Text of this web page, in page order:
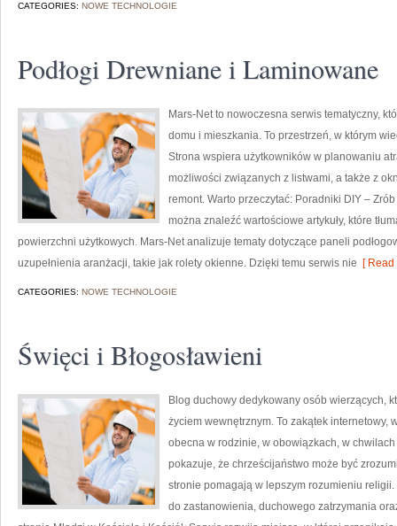
CATEGORIES: NOWE TECHNOLOGIE
Podłogi Drewniane i Laminowane
Mars-Net to nowoczesna serwis tematyczny,
domu i mieszkania. To przestrzeń, w którym
Strona wspiera użytkowników w planowaniu
możliwości związanych z listwami, a także z
remont. Warto przeczytać: Poradniki DIY –
można znaleźć wartościowe artykuły, które
powierzchni użytkowych. Mars-Net analizuje tematy dotyczące paneli
uzupełnienia aranżacji, takie jak rolety okienne. Dzięki temu serwis nie [ Read
CATEGORIES: NOWE TECHNOLOGIE
Święci i Błogosławieni
Blog duchowy dedykowany osób wierzących,
życiem wewnętrznym. To zakątek internetowy,
obecna w rodzinie, w obowiązkach, w
pokazuje, że chrześcijaństwo może być
stronie pomagają w lepszym rozumieniu
do zastanowienia, duchowego zatrzymania